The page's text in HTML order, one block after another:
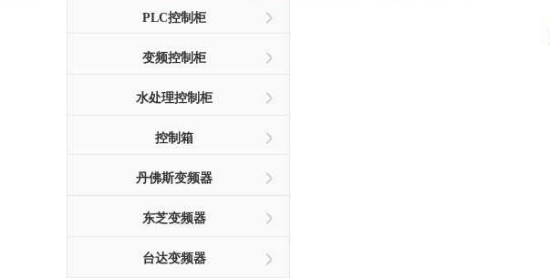
PLC控制柜
变频控制柜
水处理控制柜
控制箱
丹佛斯变频器
东芝变频器
台达变频器